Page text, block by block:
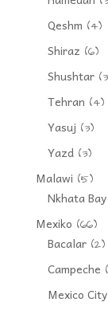
Qeshm (4)
Shiraz (6)
Shushtar
Tehran (4)
Yasuj (3)
Yazd(3)
Malawi (5)
Nkhata Bay
Mexiko (66)
Bacalar(2)
Campeche
Mexico City